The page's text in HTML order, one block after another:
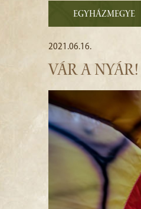
Egyházmegye
2021.06.16.
VÁR A